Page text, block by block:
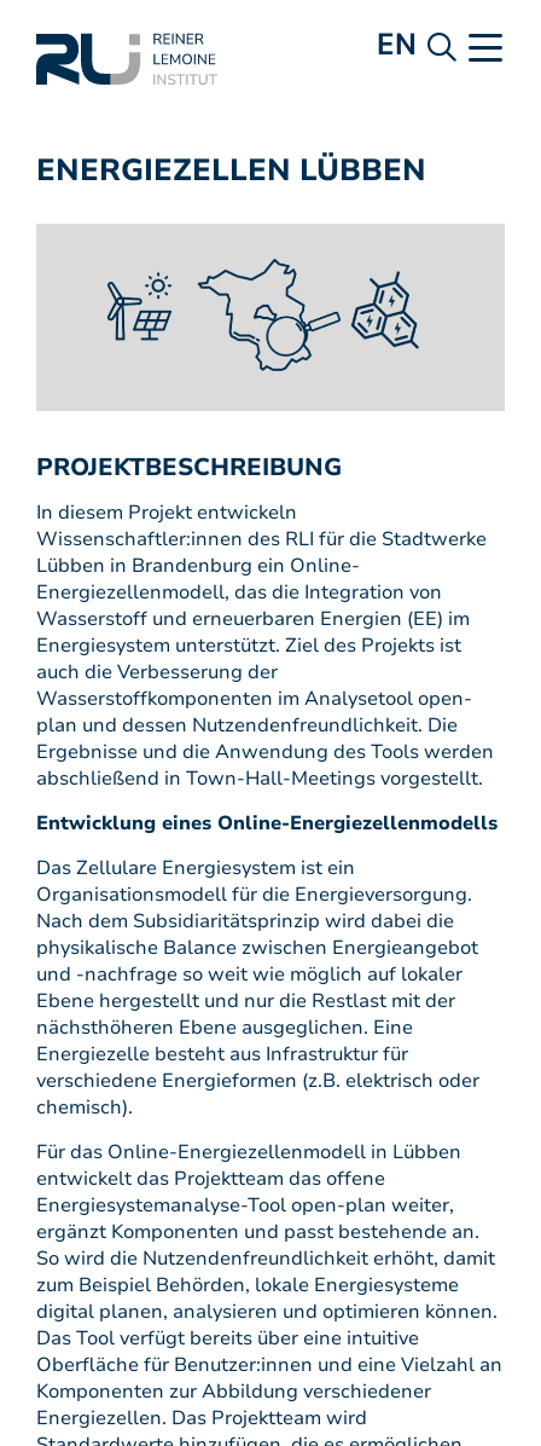
EN
ENERGIEZELLEN LÜBBEN
PROJEKTBESCHREIBUNG
In diesem Projekt entwickeln
Wissenschaftler:innen des RLI für die Stadtwerke
Lübben in Brandenburg ein Online-
Energiezellenmodell, das die Integration von
Wasserstoff und erneuerbaren Energien (EE) im
Energiesystem unterstützt. Ziel des Projekts ist
auch die Verbesserung der
Wasserstoffkomponenten im Analysetool open-
plan und dessen Nutzendenfreundlichkeit. Die
Ergebnisse und die Anwendung des Tools werden
abschließend in Town-Hall-Meetings vorgestellt.
Entwicklung eines Online-Energiezellenmodells
Das Zellulare Energiesystem ist ein
Organisationsmodell für die Energieversorgung.
Nach dem Subsidiaritätsprinzip wird dabei die
physikalische Balance zwischen Energieangebot
und -nachfrage so weit wie möglich auf lokaler
Ebene hergestellt und nur die Restlast mit der
nächsthöheren Ebene ausgeglichen. Eine
Energiezelle besteht aus Infrastruktur für
verschiedene Energieformen (z.B. elektrisch oder
chemisch).
Für das Online-Energiezellenmodell in Lübben
entwickelt das Projektteam das offene
Energiesystemanalyse-Tool open-plan weiter,
ergänzt Komponenten und passt bestehende an.
So wird die Nutzendenfreundlichkeit erhöht, damit
zum Beispiel Behörden, lokale Energiesysteme
digital planen, analysieren und optimieren können.
Das Tool verfügt bereits über eine intuitive
Oberfläche für Benutzer:innen und eine Vielzahl an
Komponenten zur Abbildung verschiedener
Energiezellen. Das Projektteam wird